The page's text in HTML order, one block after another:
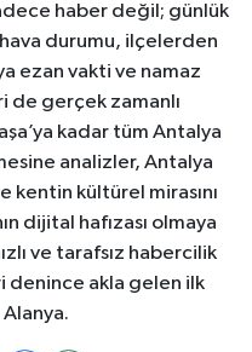
haber değil; günlük
hava durumu, ilçelerden
ezan vakti ve namaz
gerçek zamanlı
kadar tüm Antalya
analizler, Antalya
kültürel mirasını
dijital hafızası olmaya
ve tarafsız habercilik
denince akla gelen ilk
Alanya.